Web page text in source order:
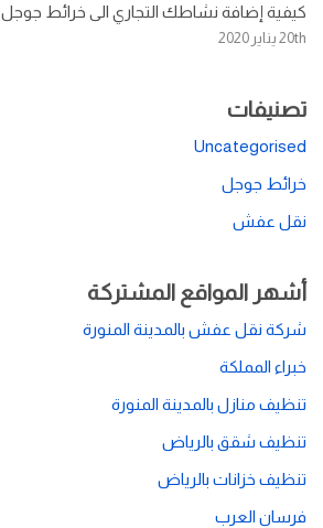
كيفية إضافة نشاطك التجاري الى خرائط جوجل
20th يناير 2020
تصنيفات
Uncategorised
خرائط جوجل
نقل عفش
أشهر المواقع المشتركة
شركة نقل عفش بالمدينة المنورة
خبراء المملكة
تنظيف منازل بالمدينة المنورة
تنظيف شقق بالرياض
تنظيف خزانات بالرياض
فرسان العرب